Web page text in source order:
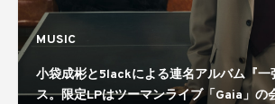
MUSIC
小袋成彬と5lackによる連名アルバム『一
ス。限定LPはツーマンライブ「Gaia」の